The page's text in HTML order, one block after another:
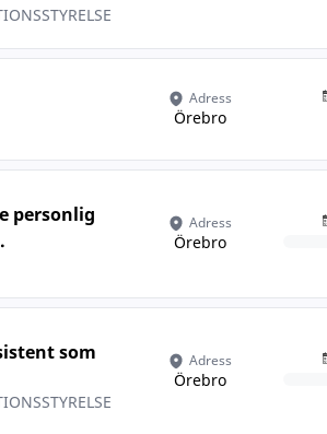
Adress
Örebro
personlig
Adress
Örebro
som
Adress
Örebro